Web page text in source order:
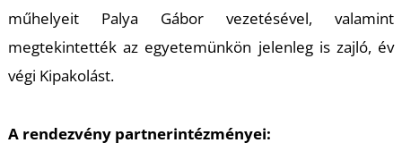
műhelyeit Palya Gábor vezetésével, valamint
megtekintették az egyetemünkön jelenleg is zajló, év
végi Kipakolást.
A rendezvény partnerintézményei: